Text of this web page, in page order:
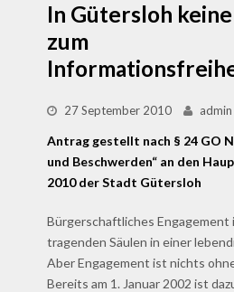
In Gütersloh
zum
27 September 2010 admin
Antrag gestellt nach § 24 GO
und Beschwerden“ an den
2010 der Stadt Gütersloh
Bürgerschaftliches Engagement
tragenden Säulen in einer
Aber Engagement ist nichts
Bereits am 1. Januar 2002 ist